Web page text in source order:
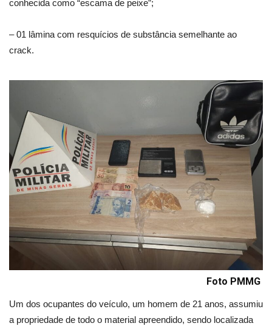
conhecida como “escama de peixe”;
– 01 lâmina com resquícios de substância semelhante ao
crack.
Foto PMMG
Um dos ocupantes do veículo, um homem de 21 anos, assumiu
a propriedade de todo o material apreendido, sendo localizada